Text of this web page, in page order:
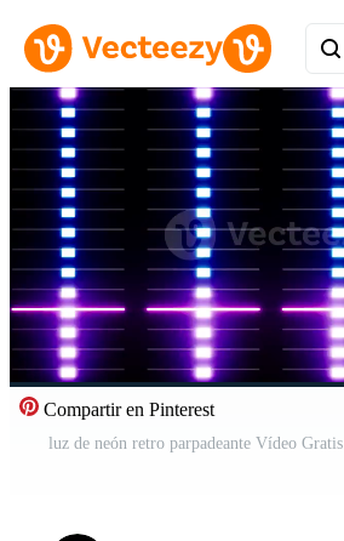
Compartir en Pinterest
luz de neón retro parpadeante Vídeo Gratis